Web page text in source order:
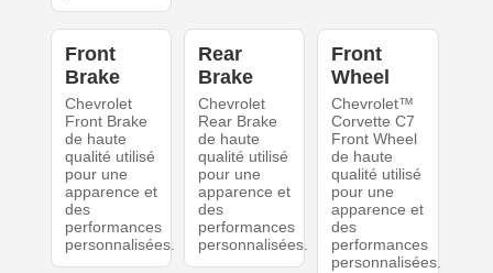
Front
Brake
Chevrolet
Front Brake
de haute
qualité utilisé
pour une
apparence et
des
performances
personnalisées.
Rear
Brake
Chevrolet
Rear Brake
de haute
qualité utilisé
pour une
apparence et
des
performances
personnalisées.
Front
Wheel
Chevrolet™
Corvette C7
Front Wheel
de haute
qualité utilisé
pour une
apparence et
des
performances
personnalisées.